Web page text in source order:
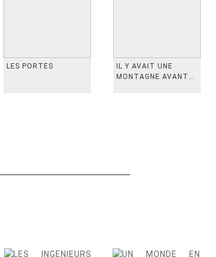
LES PORTES
IL Y AVAIT UNE
MONTAGNE AVANT